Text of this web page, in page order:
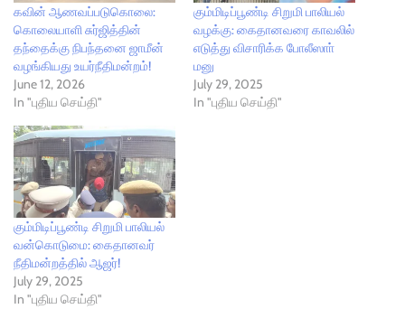
கவின் ஆணவப்படுகொலை:
கொலையாளி சுர்ஜித்தின்
தந்தைக்கு நிபந்தனை ஜாமீன்
வழங்கியது உயர்நீதிமன்றம்!
June 12, 2026
In "புதிய செய்தி"
கும்மிடிப்பூண்டி சிறுமி பாலியல்
வழக்கு: கைதானவரை காவலில்
எடுத்து விசாரிக்க போலீஸாா்
மனு
July 29, 2025
In "புதிய செய்தி"
கும்மிடிப்பூண்டி சிறுமி பாலியல்
வன்கொடுமை: கைதானவர்
நீதிமன்றத்தில் ஆஜர்!
July 29, 2025
In "புதிய செய்தி"